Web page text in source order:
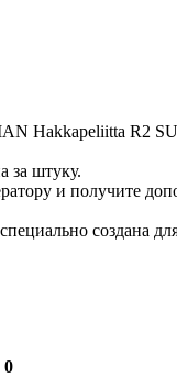
Hakkapeliitta R2
за штуку.
и получите
создана
0